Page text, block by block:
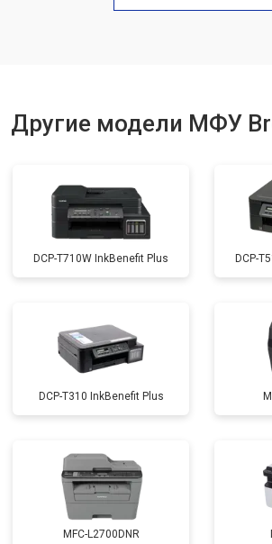
от
Другие модели МФУ
DCP-T710W InkBenefit Plus DCP-
DCP-T310 InkBenefit Plus
MFC-L2700DNR